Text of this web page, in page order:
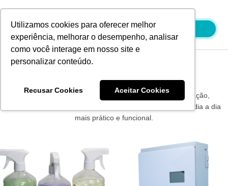
Utilizamos cookies para oferecer melhor
experiência, melhorar o desempenho, analisar
como você interage em nosso site e
personalizar conteúdo.
Recusar Cookies Aceitar Cookies
conteúdo
Os produtos Wesco são sinônimo de qualidade e inovação,
oferecendo soluções eficientes e confiáveis para tornar o dia a dia
mais prático e funcional.
Produtos Wesco